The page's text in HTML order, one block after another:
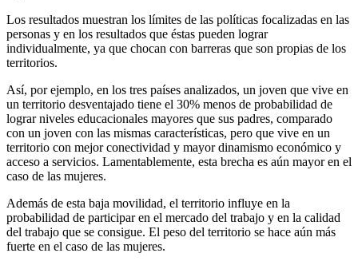
Los resultados muestran los límites de las políticas focalizadas en las
personas y en los resultados que éstas pueden lograr
individualmente, ya que chocan con barreras que son propias de los
territorios.
Así, por ejemplo, en los tres países analizados, un joven que vive en
un territorio desventajado tiene el 30% menos de probabilidad de
lograr niveles educacionales mayores que sus padres, comparado
con un joven con las mismas características, pero que vive en un
territorio con mejor conectividad y mayor dinamismo económico y
acceso a servicios. Lamentablemente, esta brecha es aún mayor en el
caso de las mujeres.
Además de esta baja movilidad, el territorio influye en la
probabilidad de participar en el mercado del trabajo y en la calidad
del trabajo que se consigue. El peso del territorio se hace aún más
fuerte en el caso de las mujeres.